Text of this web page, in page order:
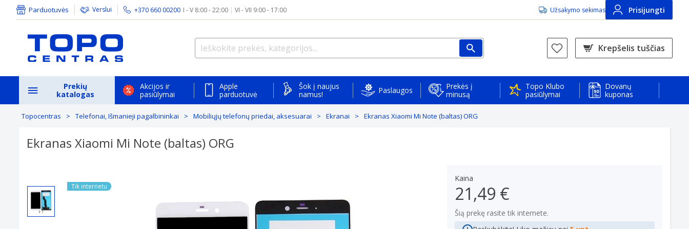
Parduotuvės Verslui +370 660 00200 I - V 8:00 - 22:00 | VI - VII 9:00 - 17:00 Užsakymo sekimas Prisijungti
Krepšelis tuščias
Prekių
katalogas
Akcijos ir
pasiūlymai
Apple
parduotuvė
Šok į naujus
namus!
Paslaugos
Prekės į
minusą
Topo Klubo
pasiūlymai
Dovanų
kuponas
Topocentras Telefonai, Išmanieji pagalbininkai Mobiliųjų telefonų priedai, aksesuarai Ekranai Ekranas Xiaomi Mi Note (baltas) ORG
Ekranas Xiaomi Mi Note (baltas) ORG
Tik internetu
Kaina
21,49 €
Šią prekę rasite tik internete.